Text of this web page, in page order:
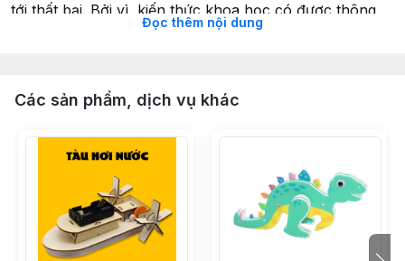
tới thất bại. Bởi vì, kiến thức khoa học có được thông
qua vô vàn trải nghiệm và sự kiên trì học hỏi từ những
Thông tin sản phẩm Đồ chơi khoa học StemToys -
- Tên sản phẩm: Đồ chơi khoa học StemToys - Robot
- Kích thước hộp (DRC): 11.6 x 7.8 x 10.8 cm
- Độ tuổi phù hợp: 6+ tuổi
- Đặc điểm sản phẩm:
o Sản phẩm bao gồm đầy đủ dụng cụ và hướng dẫn để
Đọc thêm nội dung
Các sản phẩm, dịch vụ khác